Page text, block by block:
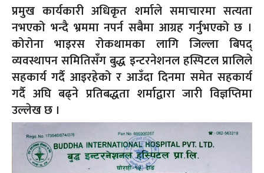
प्रमुख कार्यकारी अधिकृत शर्माले समाचारमा सत्यता
नभएको भन्दै भ्रममा नपर्न सबैमा आग्रह गर्नुभएको छ ।
कोरोना भाइरस रोकथामका लागि जिल्ला बिपद्
व्यवस्थापन समितिसँग बुद्ध इन्टरनेशनल हस्पिटल प्रालिले
सहकार्य गर्दै आइरहेको र आउँदा दिनमा समेत सहकार्य
गर्दै अघि बढ्ने प्रतिबद्धता शर्माद्वारा जारी विज्ञप्तिमा
उल्लेख छ ।